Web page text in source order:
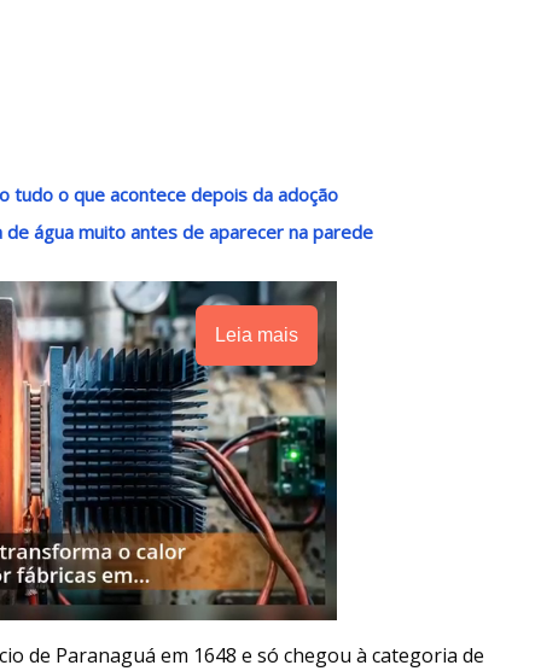
tudo o que acontece depois da adoção
água muito antes de aparecer na parede
Leia mais
de Paranaguá em 1648 e só chegou à categoria de